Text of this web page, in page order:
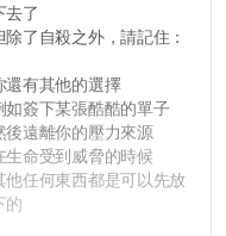
去了
除了自殺之外，請記住：
還有其他的選擇
如簽下某張酷酷的單子
後遠離你的壓力來源
生命受到威脅的時候
他任何東西都是可以先放
的